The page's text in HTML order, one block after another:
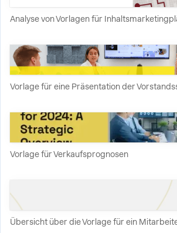
Analyse von Vorlagen für
Vorlage für eine Präsentation der
Vorlage für Verkaufsprognosen
Übersicht über die Vorlage für ein